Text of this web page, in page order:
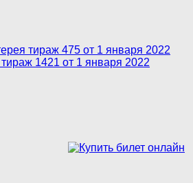
тираж 475 от 1 января 2022
1421 от 1 января 2022